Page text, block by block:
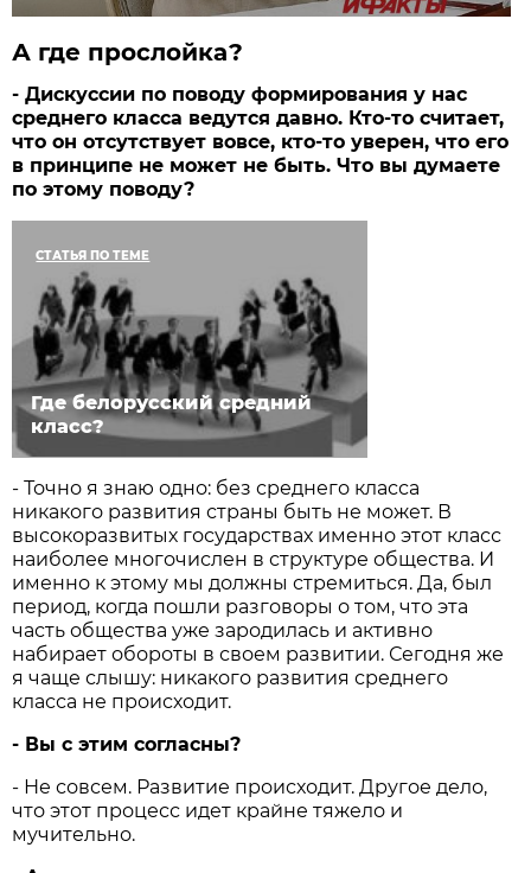
А где прослойка?
- Дискуссии по поводу формирования у нас
среднего класса ведутся давно. Кто-то считает,
что он отсутствует вовсе, кто-то уверен, что его
в принципе не может не быть. Что вы думаете
по этому поводу?
СТАТЬЯ ПО ТЕМЕ
Где белорусский средний
класс?
- Точно я знаю одно: без среднего класса
никакого развития страны быть не может. В
высокоразвитых государствах именно этот класс
наиболее многочислен в структуре общества. И
именно к этому мы должны стремиться. Да, был
период, когда пошли разговоры о том, что эта
часть общества уже зародилась и активно
набирает обороты в своем развитии. Сегодня же
я чаще слышу: никакого развития среднего
класса не происходит.
- Вы с этим согласны?
- Не совсем. Развитие происходит. Другое дело,
что этот процесс идет крайне тяжело и
мучительно.